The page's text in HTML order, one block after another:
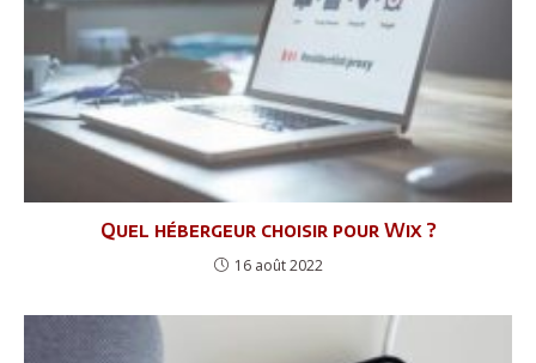
Quel hébergeur choisir pour Wix ?
16 août 2022